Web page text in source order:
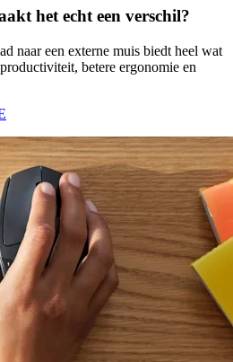
het echt een verschil?
naar een externe muis biedt heel wat
betere ergonomie en